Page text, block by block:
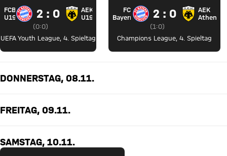
FC Bayern U19 gegen AEK Athen U19
FCB
U19
2 zu 0
2 : 0
(Zwischenergebnis:
0 zu 0 nach Erste Halbzeit
0:0)
AEK
U19
UEFA Youth League 4. Spieltag
FC Bayern
FC
Bayern
2 zu 0
2 : 0
(Zwischenergebnis:
1 zu 0 nach Erste
1:0)
AEK
Athen
Champions League 4. Spieltag
DONNERSTAG, 08.11.
FREITAG, 09.11.
SAMSTAG, 10.11.